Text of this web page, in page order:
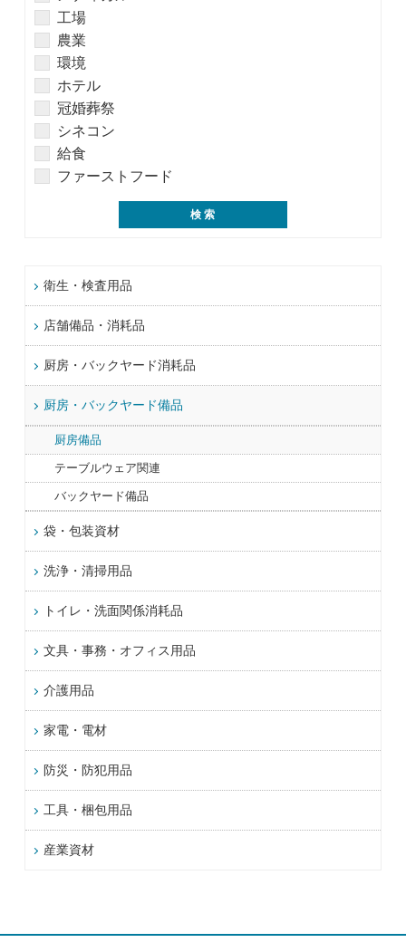
工場
農業
環境
ホテル
冠婚葬祭
シネコン
給食
ファーストフード
衛生・検査用品
店舗備品・消耗品
厨房・バックヤード消耗品
厨房・バックヤード備品
厨房備品
テーブルウェア関連
バックヤード備品
袋・包装資材
洗浄・清掃用品
トイレ・洗面関係消耗品
文具・事務・オフィス用品
介護用品
家電・電材
防災・防犯用品
工具・梱包用品
産業資材